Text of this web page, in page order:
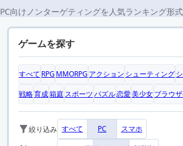
PC向けノンターゲティングを人気ランキング形式
ゲームを探す
すべて RPG MMORPG アクション シューティング
戦略育成箱庭 スポーツパズル恋愛美少女ブラウ
絞り込み すべて PC スマホ